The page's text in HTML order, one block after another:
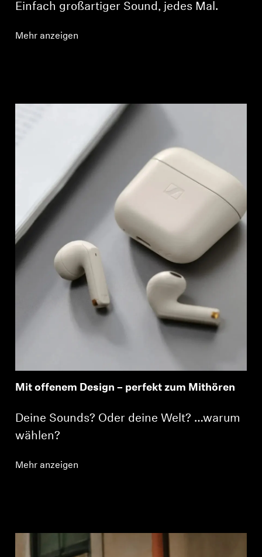
Einfach großartiger Sound, jedes Mal.
Mehr anzeigen
Mit offenem Design – perfekt zum Mithören
Deine Sounds? Oder deine Welt? …warum
wählen?
Mehr anzeigen